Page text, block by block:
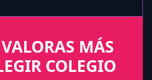
MÁS
COLEGIO